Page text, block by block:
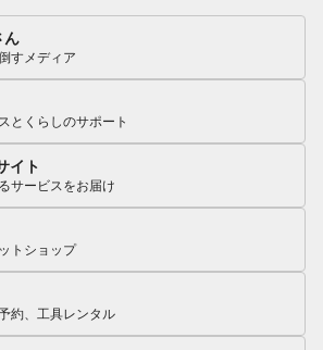
ん
すメディア
とくらしのサポート
イト
サービスをお届け
トショップ
約、工具レンタル